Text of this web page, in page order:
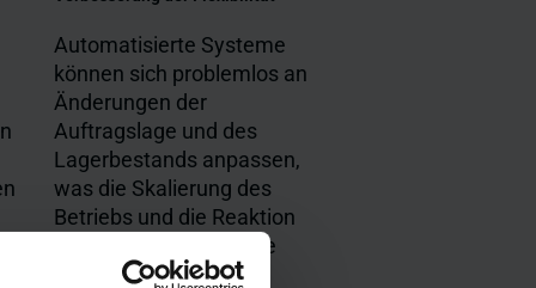
Automatisierte Systeme
können sich problemlos an
Änderungen der
Auftragslage und des
Lagerbestands anpassen,
was die Skalierung des
Betriebs und die Reaktion
auf die Marktnachfrage
erleichtert